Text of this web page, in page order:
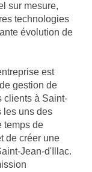
sur mesure,
technologies
évolution de
est
gestion de
clients à Saint-
les uns des
temps de
de créer une
Jean-d'Illac.